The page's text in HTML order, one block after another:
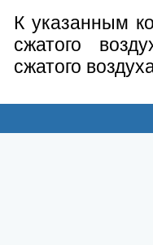
К указанным
сжатого
сжатого